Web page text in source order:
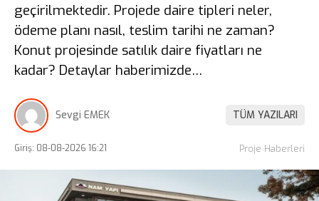
geçirilmektedir. Projede daire tipleri neler,
ödeme planı nasıl, teslim tarihi ne zaman?
Konut projesinde satılık daire fiyatları ne
kadar? Detaylar haberimizde…
Sevgi EMEK TÜM YAZILARI
Giriş: 08-08-2026 16:21 Proje Haberleri